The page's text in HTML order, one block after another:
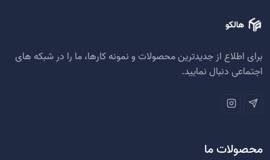
برای اطلاع از جدیدترین محصولات و نمونه کارها، ما را در شبکه های
اجتماعی دنبال نمایید.
محصولات ما